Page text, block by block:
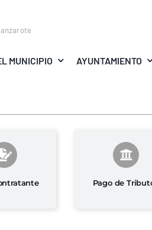
MUNICIPIO AYUNTAMIENTO
Pago de